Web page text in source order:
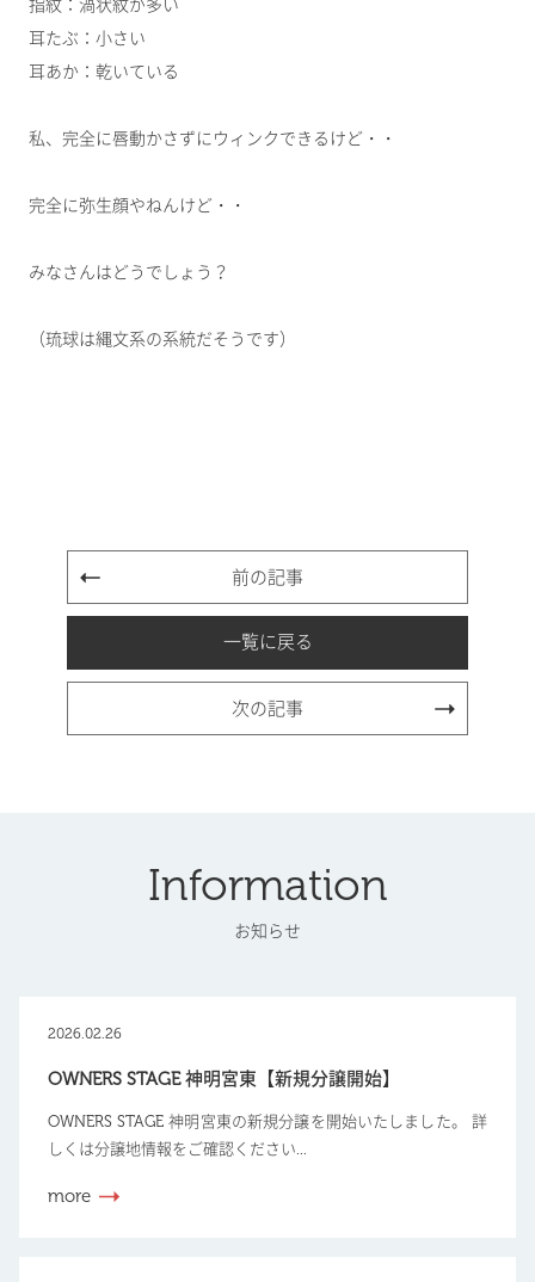
指紋：渦状紋が多い
耳たぶ：小さい
耳あか：乾いている
私、完全に唇動かさずにウィンクできるけど・・
完全に弥生顔やねんけど・・
みなさんはどうでしょう？
（琉球は縄文系の系統だそうです）
前の記事
一覧に戻る
次の記事
Information
お知らせ
2026.02.26
OWNERS STAGE 神明宮東【新規分譲開始】
OWNERS STAGE 神明宮東の新規分譲を開始いたしました。 詳
しくは分譲地情報をご確認ください...
more